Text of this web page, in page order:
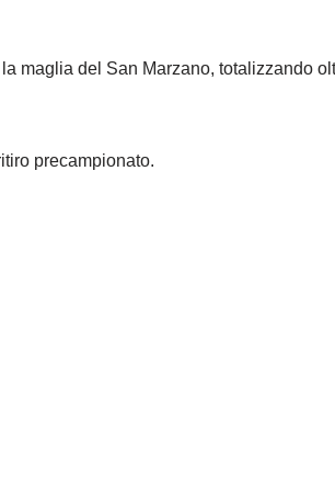
maglia del San Marzano, totalizzando
precampionato.